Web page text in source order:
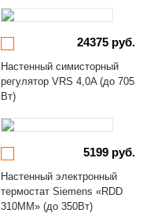
24375 руб.
Настенный симисторный
регулятор VRS 4,0A (до 705
Вт)
5199 руб.
Настенный электронный
термостат Siemens «RDD
310MM» (до 350Вт)